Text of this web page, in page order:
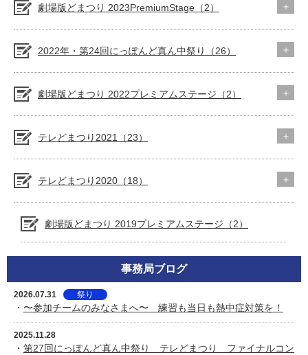
劇場版どまつり 2023PremiumStage（2）
2022年・第24回にっぽんど真ん中祭り（26）
劇場版どまつり 2022プレミアムステージ（2）
テレどまつり2021（23）
テレどまつり2020（18）
劇場版どまつり 2019プレミアムステージ（2）
事務局ブログ
2026.07.31 祭り
・ 〜参加チームのみなさまへ〜 練習も当日も熱中症対策を！
2025.11.28
・ 第27回にっぽんど真ん中祭り テレどまつり ファイナルコン